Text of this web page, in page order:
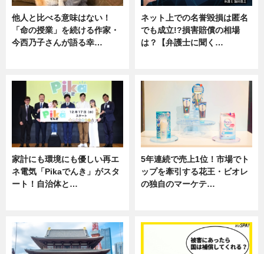
他人と比べる意味はない！
「命の授業」を続ける作家・
今西乃子さんが語る幸…
ネット上での名誉毀損は匿名
でも成立!?損害賠償の相場
は？【弁護士に聞く…
家計にも環境にも優しい再エ
ネ電気「Pikaでんき」がスタ
ート！自治体と…
5年連続で売上1位！市場でト
ップを牽引する花王・ビオレ
の独自のマーケテ…